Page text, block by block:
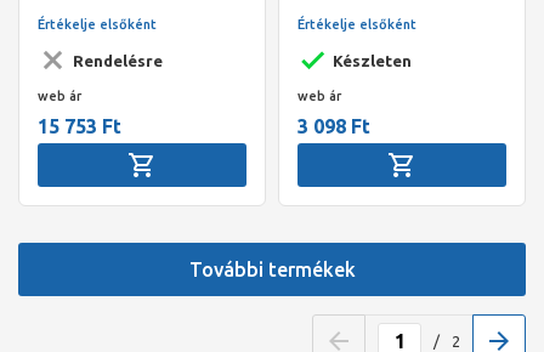
8bar-60°C, SDR11/PN10,
Rendelésre
Értékelje elsőként
web ár
15 753 Ft
Slovarm
Készleten
Értékelje elsőként
web ár
3 098 Ft
További termékek
/ 2